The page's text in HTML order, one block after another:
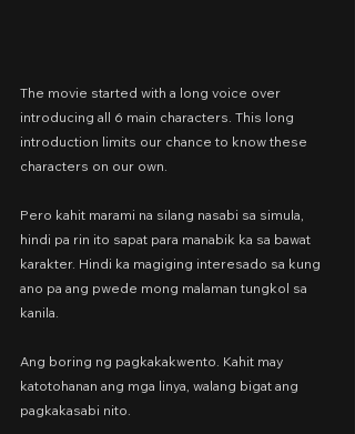
The movie started with a long voice over
introducing all 6 main characters. This long
introduction limits our chance to know these
characters on our own.
Pero kahit marami na silang nasabi sa simula,
hindi pa rin ito sapat para manabik ka sa bawat
karakter. Hindi ka magiging interesado sa kung
ano pa ang pwede mong malaman tungkol sa
kanila.
Ang boring ng pagkakakwento. Kahit may
katotohanan ang mga linya, walang bigat ang
pagkakasabi nito.